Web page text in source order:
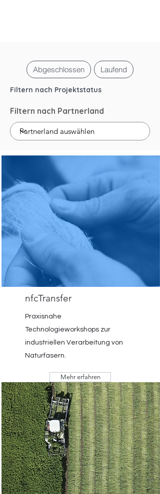
Abgeschlossen Laufend
Filtern nach Projektstatus
Filtern nach Partnerland
nfcTransfer
Praxisnahe
Technologieworkshops zur
industriellen Verarbeitung von
Naturfasern.
Mehr erfahren